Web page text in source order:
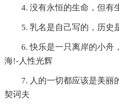
4. 没有永恒的生命，但有
5. 乳名是自己写的，历史
6. 快乐是一只离岸的小舟
海!-人性光辉
7. 人的一切都应该是美丽
契诃夫